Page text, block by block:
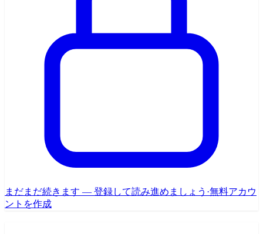
まだまだ続きます — 登録して読み進めましょう ·無料アカウ
ントを作成